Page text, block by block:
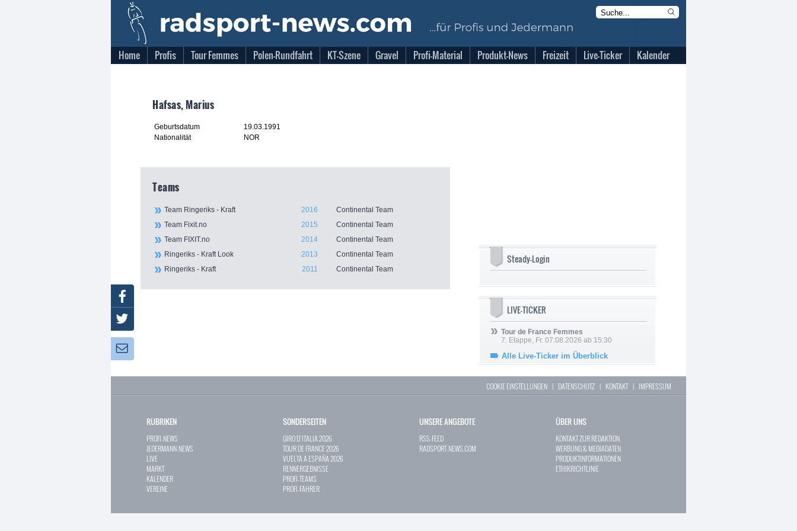
Home Profis Tour Femmes Polen-Rundfahrt KT-Szene Gravel Profi-Material Produkt-News Freizeit Live-Ticker Kalender
Hafsas, Marius
Geburtsdatum
19.03.1991
Nationalität
NOR
Teams
Team Ringeriks - Kraft 2016
Continental Team
Team Fixit.no
2015
Continental Team
Team FIXIT.no
2014
Continental Team
Ringeriks - Kraft Look
2013
Continental Team
Ringeriks - Kraft
2011 Continental Team
Steady-Login
LIVE-TICKER
Tour de France Femmes
7. Etappe, Fr. 07.08.2026 ab 15:30
Alle Live-Ticker im Überblick
COOKIE EINSTELLUNGEN | DATENSCHUTZ | KONTAKT| IMPRESSUM
RUBRIKEN
PROFI-NEWS
JEDERMANN-NEWS
LIVE
MARKT
KALENDER
VEREINE
SONDERSEITEN
GIRO D`ITALIA 2026
TOUR DE FRANCE 2026
VUELTA A ESPAÑA 2026
RENNERGEBNISSE
PROFI-TEAMS
PROFI-FAHRER
UNSERE ANGEBOTE
RSS-FEED
RADSPORT-NEWS.COM
ÜBER UNS
KONTAKT ZUR REDAKTION
WERBUNG & MEDIADATEN
PRODUKTINFORMATIONEN
ETHIKRICHTLINIE